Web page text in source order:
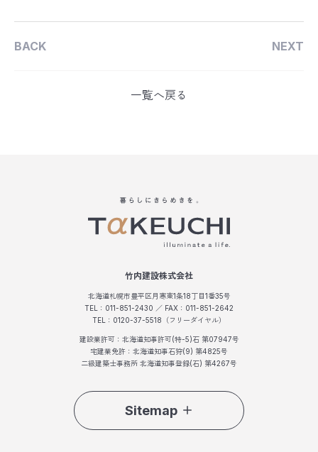
BACK
一覧へ戻る
NEXT
竹内建設株式会社
北海道札幌市豊平区月寒東1条18丁目1番35号
TEL：011-851-2430 ／ FAX：011-851-2642
TEL：0120-37-5518（フリーダイヤル）
建設業許可：北海道知事許可(特-5)石 第07947号
宅建業免許：北海道知事石狩(9) 第4825号
二級建築士事務所 北海道知事登録(石) 第4267号
Sitemap